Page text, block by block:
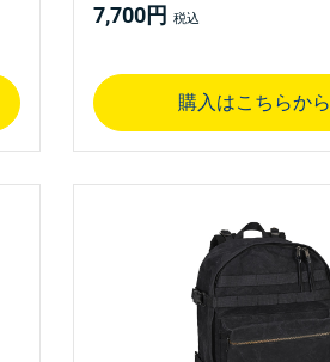
7,700円
購入はこちらから